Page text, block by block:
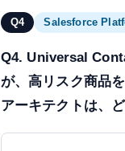
Q4 Salesforce
Q4. Universal
が、高リスク商品
アーキテクトは、